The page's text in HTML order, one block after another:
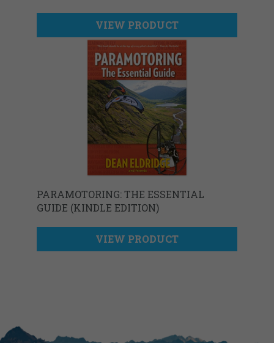
VIEW PRODUCT
PARAMOTORING: THE ESSENTIAL
GUIDE (KINDLE EDITION)
VIEW PRODUCT